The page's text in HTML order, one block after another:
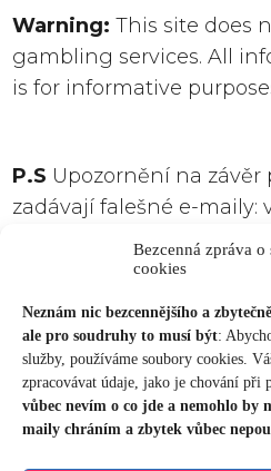
Bezcenná zpráva o
cookies
Neznám nic bezcennějšího a
ale pro soudruhy to musí být:
služby, používáme soubory cookies.
zpracovávat údaje, jako je chování při
vůbec nevím o co jde a nemohlo by
maily chráním a zbytek vůbec
Warning: This site does
gambling services. All
is for informative
P.S Upozornění na závěr
zadávají falešné e-maily:
křížek, neobtěžuj se,
fungovat. Ušetři si čas.
CHCI TIPY